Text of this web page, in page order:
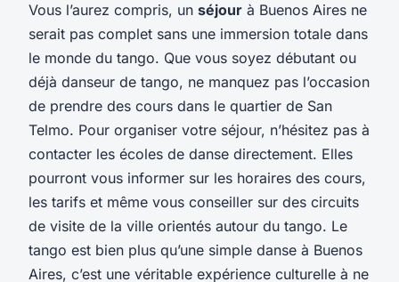
Vous l’aurez compris, un séjour à Buenos Aires ne
serait pas complet sans une immersion totale dans
le monde du tango. Que vous soyez débutant ou
déjà danseur de tango, ne manquez pas l’occasion
de prendre des cours dans le quartier de San
Telmo. Pour organiser votre séjour, n’hésitez pas à
contacter les écoles de danse directement. Elles
pourront vous informer sur les horaires des cours,
les tarifs et même vous conseiller sur des circuits
de visite de la ville orientés autour du tango. Le
tango est bien plus qu’une simple danse à Buenos
Aires, c’est une véritable expérience culturelle à ne